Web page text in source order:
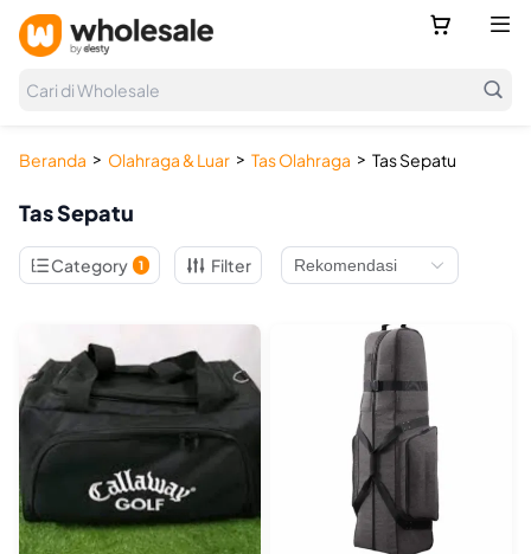
 
Cari di Wholesale 
Beranda > Olahraga & Luar > Tas Olahraga > Tas Sepatu
Tas Sepatu
Category 1 Filter